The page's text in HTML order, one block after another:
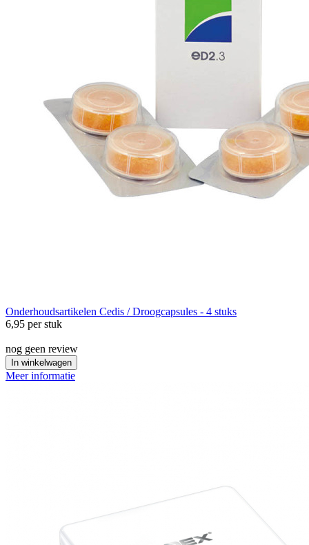
Onderhoudsartikelen Cedis / Droogcapsules - 4 stuks
6,95 per stuk
nog geen review
In winkelwagen
Meer informatie